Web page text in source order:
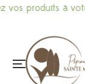
produits à votre